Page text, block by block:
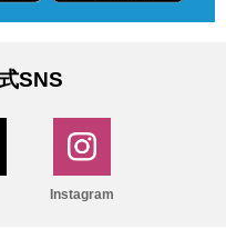
SNS
Instagram